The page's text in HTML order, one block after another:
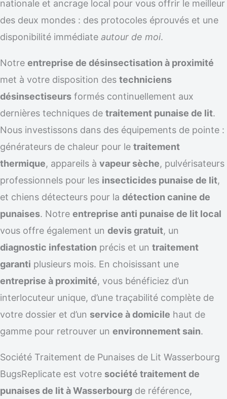
nationale et ancrage local pour vous offrir le meilleur
des deux mondes : des protocoles éprouvés et une
disponibilité immédiate autour de moi.
Notre entreprise de désinsectisation à proximité
met à votre disposition des techniciens
désinsectiseurs formés continuellement aux
dernières techniques de traitement punaise de lit.
Nous investissons dans des équipements de pointe :
générateurs de chaleur pour le traitement
thermique, appareils à vapeur sèche, pulvérisateurs
professionnels pour les insecticides punaise de lit,
et chiens détecteurs pour la détection canine de
punaises. Notre entreprise anti punaise de lit local
vous offre également un devis gratuit, un
diagnostic infestation précis et un traitement
garanti plusieurs mois. En choisissant une
entreprise à proximité, vous bénéficiez d’un
interlocuteur unique, d’une traçabilité complète de
votre dossier et d’un service à domicile haut de
gamme pour retrouver un environnement sain.
Société Traitement de Punaises de Lit Wasserbourg
BugsReplicate est votre société traitement de
punaises de lit à Wasserbourg de référence,